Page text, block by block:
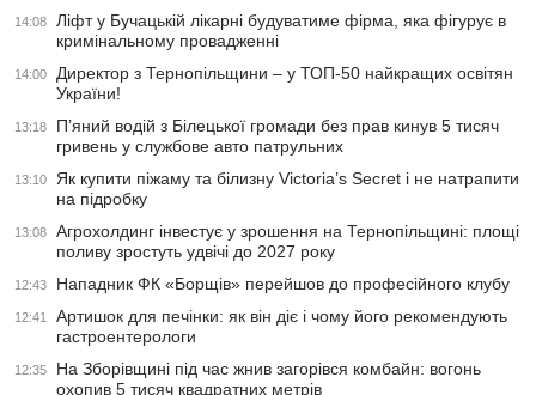
14:08
Ліфт у Бучацькій лікарні будуватиме фірма, яка фігурує в
кримінальному провадженні
14:00
Директор з Тернопільщини – у ТОП-50 найкращих освітян
України!
13:18
П’яний водій з Білецької громади без прав кинув 5 тисяч
гривень у службове авто патрульних
13:10
Як купити піжаму та білизну Victoria’s Secret і не натрапити
на підробку
13:08
Агрохолдинг інвестує у зрошення на Тернопільщині: площі
поливу зростуть удвічі до 2027 року
12:43 Нападник ФК «Борщів» перейшов до професійного клубу
12:41
Артишок для печінки: як він діє і чому його рекомендують
гастроентерологи
12:35
На Зборівщині під час жнив загорівся комбайн: вогонь
охопив 5 тисяч квадратних метрів